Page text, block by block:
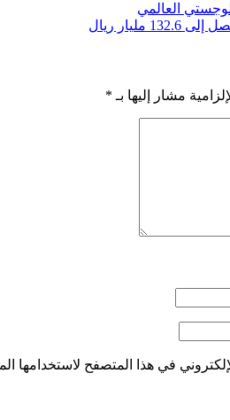
ريال
مشار إليها بـ *
في هذا المتصفح لاستخدامها